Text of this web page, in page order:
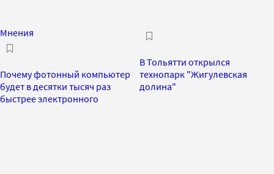
Мнения
Почему фотонный компьютер
будет в десятки тысяч раз
быстрее электронного
В Тольятти открылся
технопарк "Жигулевская
долина"